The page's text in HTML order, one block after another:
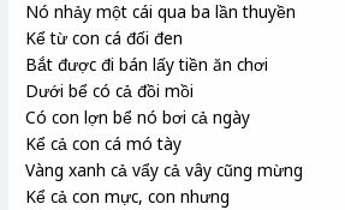
Nó nhảy một cái qua ba lần thuyền
Kể từ con cá đối đen
Bắt được đi bán lấy tiền ăn chơi
Dưới bể có cả đồi mồi
Có con lợn bể nó bơi cả ngày
Kể cả con cá mó tày
Vàng xanh cả vẩy cả vây cũng mừng
Kể cả con mực, con nhưng